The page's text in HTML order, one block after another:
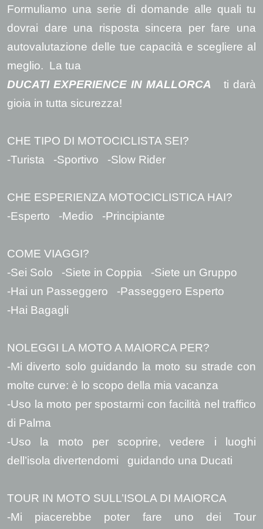
Formuliamo una serie di domande alle quali tu
dovrai dare una risposta sincera per fare una
autovalutazione delle tue capacità e scegliere al
meglio. La tua
DUCATI EXPERIENCE IN MALLORCA
ti darà
gioia in tutta sicurezza!
CHE TIPO DI MOTOCICLISTA SEI?
-Turista -Sportivo -Slow Rider
CHE ESPERIENZA MOTOCICLISTICA HAI?
-Esperto -Medio -Principiante
COME VIAGGI?
-Sei Solo -Siete in Coppia -Siete un Gruppo
-Hai un Passeggero -Passeggero Esperto
-Hai Bagagli
NOLEGGI LA MOTO A MAIORCA PER?
-Mi diverto solo guidando la moto su strade con
molte curve: è lo scopo della mia vacanza
-Uso la moto per spostarmi con facilità nel traffico
di Palma
-Uso la moto per scoprire, vedere i luoghi
dell’isola divertendomi guidando una Ducati
TOUR IN MOTO SULL’ISOLA DI MAIORCA
-Mi piacerebbe poter fare uno dei Tour